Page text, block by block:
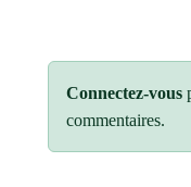
Connectez-vous
commentaires.